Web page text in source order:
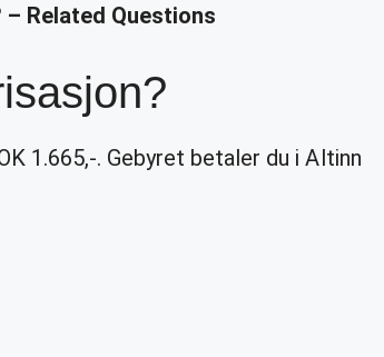
Related Questions
1.665,-. Gebyret betaler du i Altinn